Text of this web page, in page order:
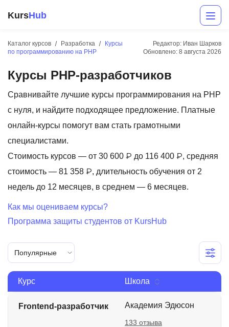
KursHub
Каталог курсов Разработка
Курсы
по программированию на PHP
Редактор: Иван Шарков
Обновлено: 8 августа 2026
Курсы PHP-разработчиков
Сравнивайте лучшие курсы программирования на PHP
с нуля, и найдите подходящее предложение. Платные
онлайн-курсы помогут вам стать грамотными
специалистами.
Стоимость курсов — от 30 600 ₽ до 116 400 ₽, средняя
стоимость — 81 358 ₽, длительность обучения от 2
недель до 12 месяцев, в среднем — 6 месяцев.
Как мы оцениваем курсы?
Программа защиты студентов от KursHub
Популярные
Курс Школа
Frontend-разработчик Академия Эдюсон
133 отзыва
Разработка
Маркетинг
Аналитика
Менеджмент
Иностранные языки
Soft Skills
ДПО
Детям